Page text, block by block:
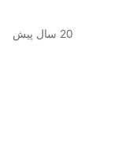
20 سال پیش